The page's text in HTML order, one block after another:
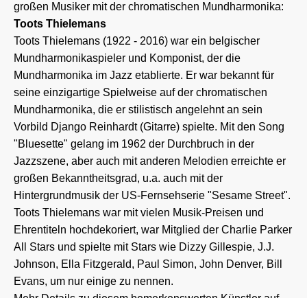
großen Musiker mit der chromatischen Mundharmonika:
Toots Thielemans
Toots Thielemans (1922 - 2016) war ein belgischer
Mundharmonikaspieler und Komponist, der die
Mundharmonika im Jazz etablierte. Er war bekannt für
seine einzigartige Spielweise auf der chromatischen
Mundharmonika, die er stilistisch angelehnt an sein
Vorbild Django Reinhardt (Gitarre) spielte. Mit den Song
"Bluesette" gelang im 1962 der Durchbruch in der
Jazzszene, aber auch mit anderen Melodien erreichte er
großen Bekanntheitsgrad, u.a. auch mit der
Hintergrundmusik der US-Fernsehserie "Sesame Street".
Toots Thielemans war mit vielen Musik-Preisen und
Ehrentiteln hochdekoriert, war Mitglied der Charlie Parker
All Stars und spielte mit Stars wie Dizzy Gillespie, J.J.
Johnson, Ella Fitzgerald, Paul Simon, John Denver, Bill
Evans, um nur einige zu nennen.